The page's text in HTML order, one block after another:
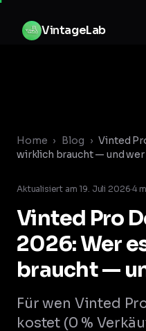
Zum Inhalt springen
VintageLab
Home › Blog › Vinted
wirklich braucht — und
Aktualisiert am 19. Juli 2026·4
Vinted Pro
2026: Wer
braucht —
Für wen Vinted
kostet (0 %